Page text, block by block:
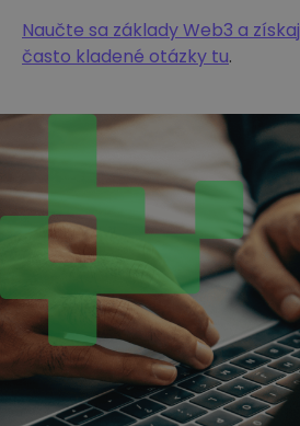
Naučte sa základy Web3 a
často kladené otázky tu.